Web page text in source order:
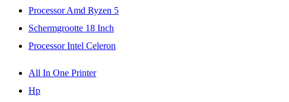
Processor Amd Ryzen 5
Schermgrootte 18 Inch
Processor Intel Celeron
All In One Printer
Hp